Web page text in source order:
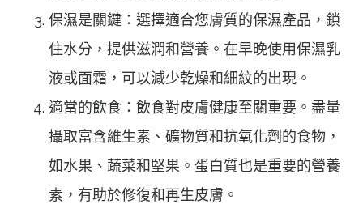
保濕是關鍵：選擇適合您膚質的保濕產品，鎖
住水分，提供滋潤和營養。在早晚使用保濕乳
液或面霜，可以減少乾燥和細紋的出現。
適當的飲食：飲食對皮膚健康至關重要。盡量
攝取富含維生素、礦物質和抗氧化劑的食物，
如水果、蔬菜和堅果。蛋白質也是重要的營養
素，有助於修復和再生皮膚。